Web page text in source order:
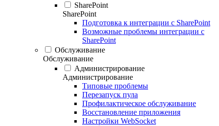
SharePoint
SharePoint
Подготовка к интеграции с SharePoint
Возможные проблемы интеграции с
SharePoint
Обслуживание
Обслуживание
Администрирование
Администрирование
Типовые проблемы
Перезапуск пула
Профилактическое обслуживание
Восстановление приложения
Настройки WebSocket